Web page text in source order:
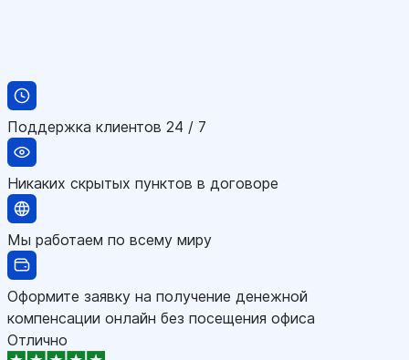
Поддержка клиентов 24 / 7
Никаких скрытых пунктов в договоре
Мы работаем по всему миру
Оформите заявку на получение денежной
компенсации онлайн без посещения офиса
Отлично